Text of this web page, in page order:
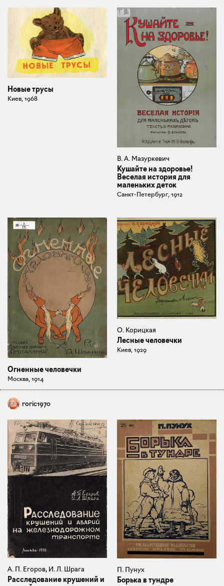
Новые трусы
Киев, 1968
В. А. Мазуркевич
Кушайте на здоровье!
Веселая история для
маленьких деток
Санкт-Петербург, 1912
Огненные человечки
Москва, 1914
О. Корицкая
Лесные человечки
Киев, 1929
roric1970
А. П. Егоров, И. Л. Шрага
Расследование крушений и
П. Пунух
Борька в тундре